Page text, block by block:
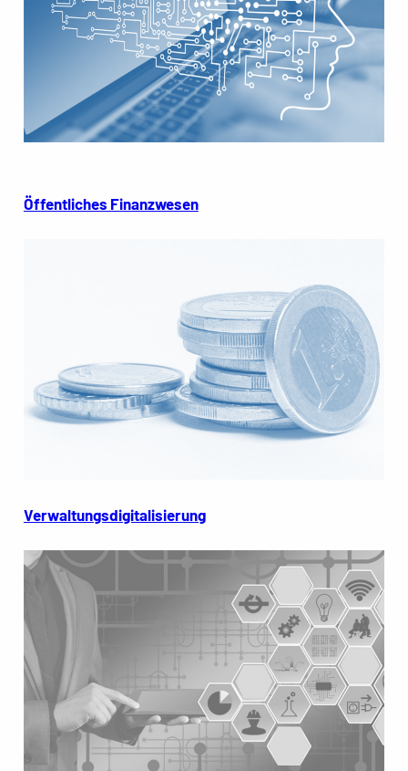
Öffentliches Finanzwesen
Verwaltungsdigitalisierung